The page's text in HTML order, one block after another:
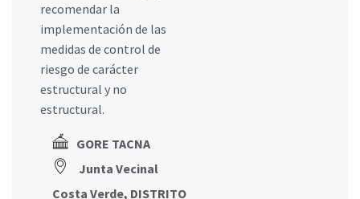
recomendar la
implementación de las
medidas de control de
riesgo de carácter
estructural y no
estructural.
GORE TACNA
Junta Vecinal
Costa Verde, DISTRITO